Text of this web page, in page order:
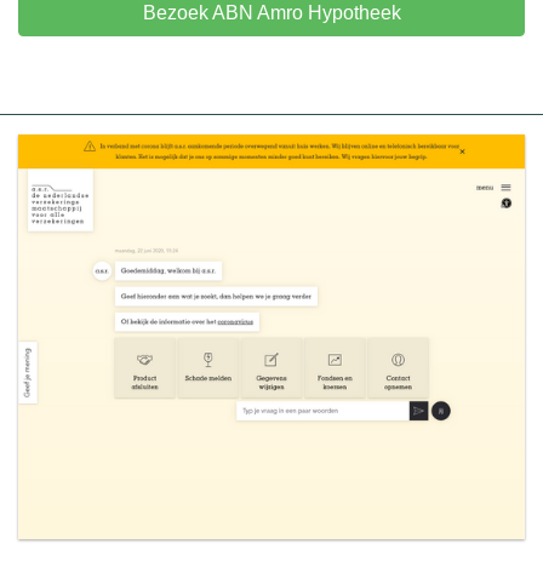
Bezoek ABN Amro Hypotheek